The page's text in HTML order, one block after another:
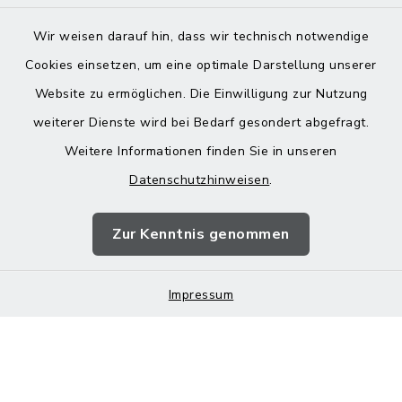
Wir weisen darauf hin, dass wir technisch notwendige
Cookies einsetzen, um eine optimale Darstellung unserer
Website zu ermöglichen. Die Einwilligung zur Nutzung
weiterer Dienste wird bei Bedarf gesondert abgefragt.
Weitere Informationen finden Sie in unseren
Datenschutzhinweisen.
Zur Kenntnis genommen
Impressum
Barrierefreiheit
Impressum
Sitemap